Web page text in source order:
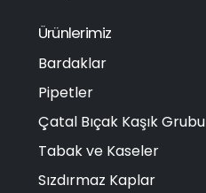
Ürünlerimiz
Bardaklar
Pipetler
Çatal Bıçak Kaşık Grubu
Tabak ve Kaseler
Sızdırmaz Kaplar